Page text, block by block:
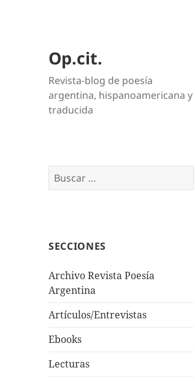
Op.cit.
Revista-blog de poesía
argentina, hispanoamericana y
traducida
Buscar:
SECCIONES
Archivo Revista Poesía
Argentina
Artículos/Entrevistas
Ebooks
Lecturas